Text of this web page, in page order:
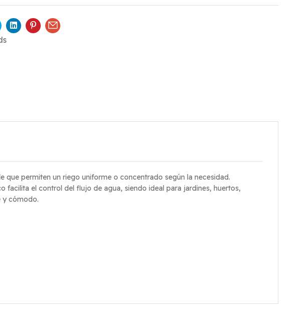
LinkedinPinterestEmail
que permiten un riego uniforme o concentrado según la necesidad.
facilita el control del flujo de agua, siendo ideal para jardines, huertos,
y cómodo.